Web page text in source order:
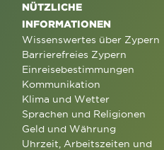
NÜTZLICHE
INFORMATIONEN
Wissenswertes über Zypern
Barrierefreies Zypern
Einreisebestimmungen
Kommunikation
Klima und Wetter
Sprachen und Religionen
Geld und Währung
Uhrzeit, Arbeitszeiten und